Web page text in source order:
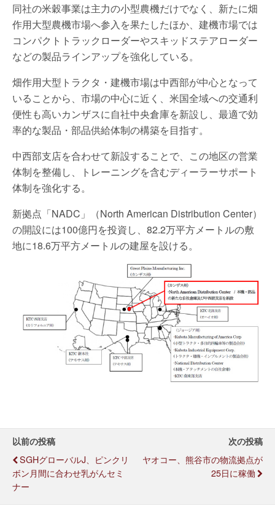
同社の米穀事業は主力の小型農機だけでなく、新たに畑
作用大型農機市場へ参入を果たしたほか、建機市場では
コンパクトトラックローダーやスキッドステアローダー
などの製品ラインアップを強化している。
畑作用大型トラクタ・建機市場は中西部が中心となって
いることから、市場の中心に近く、米国全域への交通利
便性も高いカンザスに自社中央倉庫を新設し、最適で効
率的な製品・部品供給体制の構築を目指す。
中西部支店を合わせて新設することで、この地区の営業
体制を整備し、トレーニングを含むディーラーサポート
体制を強化する。
新拠点「NADC」（North American Distribution Center）
の開設には100億円を投資し、82.2万平方メートルの敷
地に18.6万平方メートルの建屋を設ける。
以前の投稿
SGHグローバルJ、ピンクリ
ボン月間に合わせ乳がんセミ
ナー
次の投稿
ヤオコー、熊谷市の物流拠点が
25日に稼働